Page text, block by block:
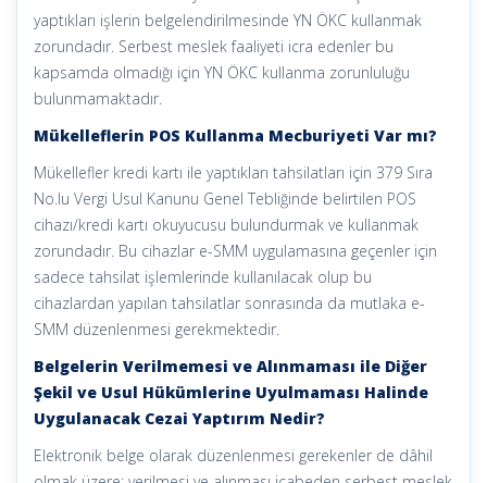
yaptıkları işlerin belgelendirilmesinde YN ÖKC kullanmak
zorundadır. Serbest meslek faaliyeti icra edenler bu
kapsamda olmadığı için YN ÖKC kullanma zorunluluğu
bulunmamaktadır.
Mükelleflerin POS Kullanma Mecburiyeti Var mı?
Mükellefler kredi kartı ile yaptıkları tahsilatları için 379 Sıra
No.lu Vergi Usul Kanunu Genel Tebliğinde belirtilen POS
cihazı/kredi kartı okuyucusu bulundurmak ve kullanmak
zorundadır. Bu cihazlar e-SMM uygulamasına geçenler için
sadece tahsilat işlemlerinde kullanılacak olup bu
cihazlardan yapılan tahsilatlar sonrasında da mutlaka e-
SMM düzenlenmesi gerekmektedir.
Belgelerin Verilmemesi ve Alınmaması ile Diğer
Şekil ve Usul Hükümlerine Uyulmaması Halinde
Uygulanacak Cezai Yaptırım Nedir?
Elektronik belge olarak düzenlenmesi gerekenler de dâhil